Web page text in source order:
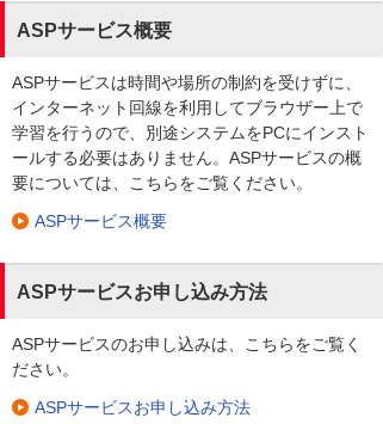
ASPサービス概要
ASPサービスは時間や場所の制約を受けずに、
インターネット回線を利用してブラウザー上で
学習を行うので、別途システムをPCにインスト
ールする必要はありません。ASPサービスの概
要については、こちらをご覧ください。
ASPサービス概要
ASPサービスお申し込み方法
ASPサービスのお申し込みは、こちらをご覧く
ださい。
ASPサービスお申し込み方法